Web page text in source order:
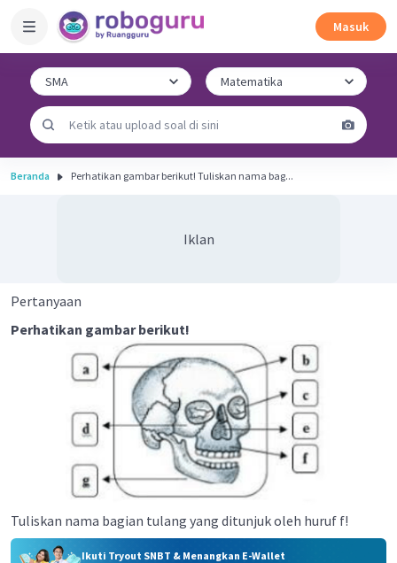
Masuk
Beranda Perhatikan gambar berikut! Tuliskan nama bag...
Iklan
Pertanyaan
Perhatikan gambar berikut!
Tuliskan nama bagian tulang yang ditunjuk oleh huruf f!
Ikuti Tryout SNBT & Menangkan E-Wallet